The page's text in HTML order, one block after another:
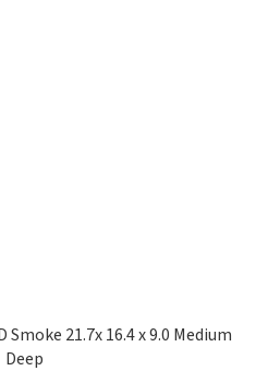
Smoke 21.7x 16.4 x 9.0 Medium
Deep